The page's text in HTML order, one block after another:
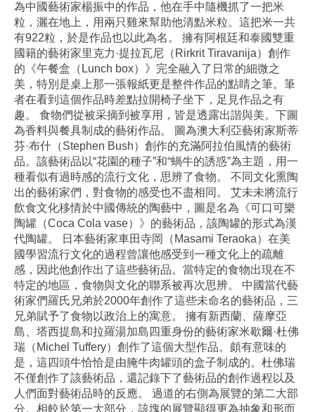
為中國藝術家楊振中的作品，他在手中隨機抓了一把米
粒，灑在地上，用兩只雞來幫助他清點米粒。這把米一共
有922粒，於是作品也以此為名。 擁有阿根廷和泰國雙重
國籍的藝術家里克力·提拉瓦尼（Rirkrit Tiravanija）創作
的《午餐盒（Lunch box）》完全融入了日常的細微之
美，特別是桌上那一張報紙更是整件作品的點睛之筆。筆
者在看到這個作品時差點拉開椅子坐下，足見作品之有
趣。 食物們從被采摘到被享用，皆是透露出諧與美。下圖
為香料與餐具制成的藝術作品。 圖為澳大利亞藝術家斯蒂
芬·布什（Stephen Bush）創作的充滿阿拉伯風情的藝術
品。該藝術品以“花園的種子”和“蝸牛的誘惑”為主題，用一
種看似有過時感的流行文化，思辨了食物。 不同文化熏陶
出的藝術家們，對食物的感受也不盡相同。 艾未未將流行
飲食文化移情於中國傳統的陶藝中，圖是名為《可口可樂
陶罐（Coca Cola vase）》的藝術品，該陶罐的形式為漢
代陶罐。 日本藝術家車田寺岡（Masami Teraoka）在美
國學習流行文化的過程曾讓他感受到一種文化上的疏離
感，因此他創作出了這些藝術品。當特定的食物出現在不
特定的地區，食物與文化的聯系被再次思辨。 中國當代藝
術家們羅氏兄弟於2000年創作了這些未命名的藝術品，三
兄弟賦予了食物以政治上的寓意。 擁有新西蘭、薩摩亞
島、塔西提島和拉羅湯加島四重身份的藝術家米歇爾·杜佛
瑞（Michel Tuffery）創作了這個大型作品。頗有意味的
是，這四頭牛恰恰是由腌牛肉罐頭的盒子制成的。杜佛瑞
不僅創作了該藝術品，還記錄下了藝術品的創作過程以及
人們面對藝術品時的反應。 過道的右側為展覽的第二大部
分。相較於第一大部分，該塊的展覽顯得更為抽象和形而